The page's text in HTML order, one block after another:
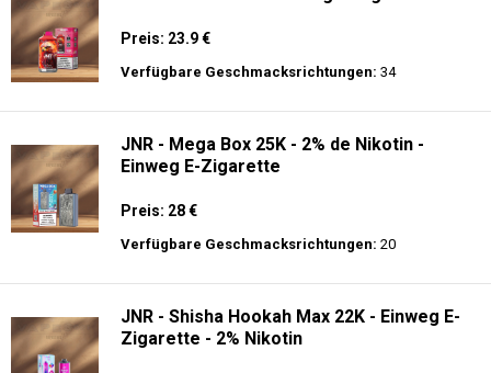
Preis: 23.9 €
Verfügbare Geschmacksrichtungen: 34
JNR - Mega Box 25K - 2% de Nikotin -
Einweg E-Zigarette
Preis: 28 €
Verfügbare Geschmacksrichtungen: 20
JNR - Shisha Hookah Max 22K - Einweg E-
Zigarette - 2% Nikotin